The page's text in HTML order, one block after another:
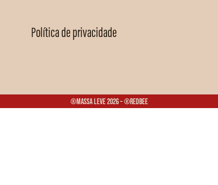
Política de privacidade
®Massa Leve 2026 – ®Redbee